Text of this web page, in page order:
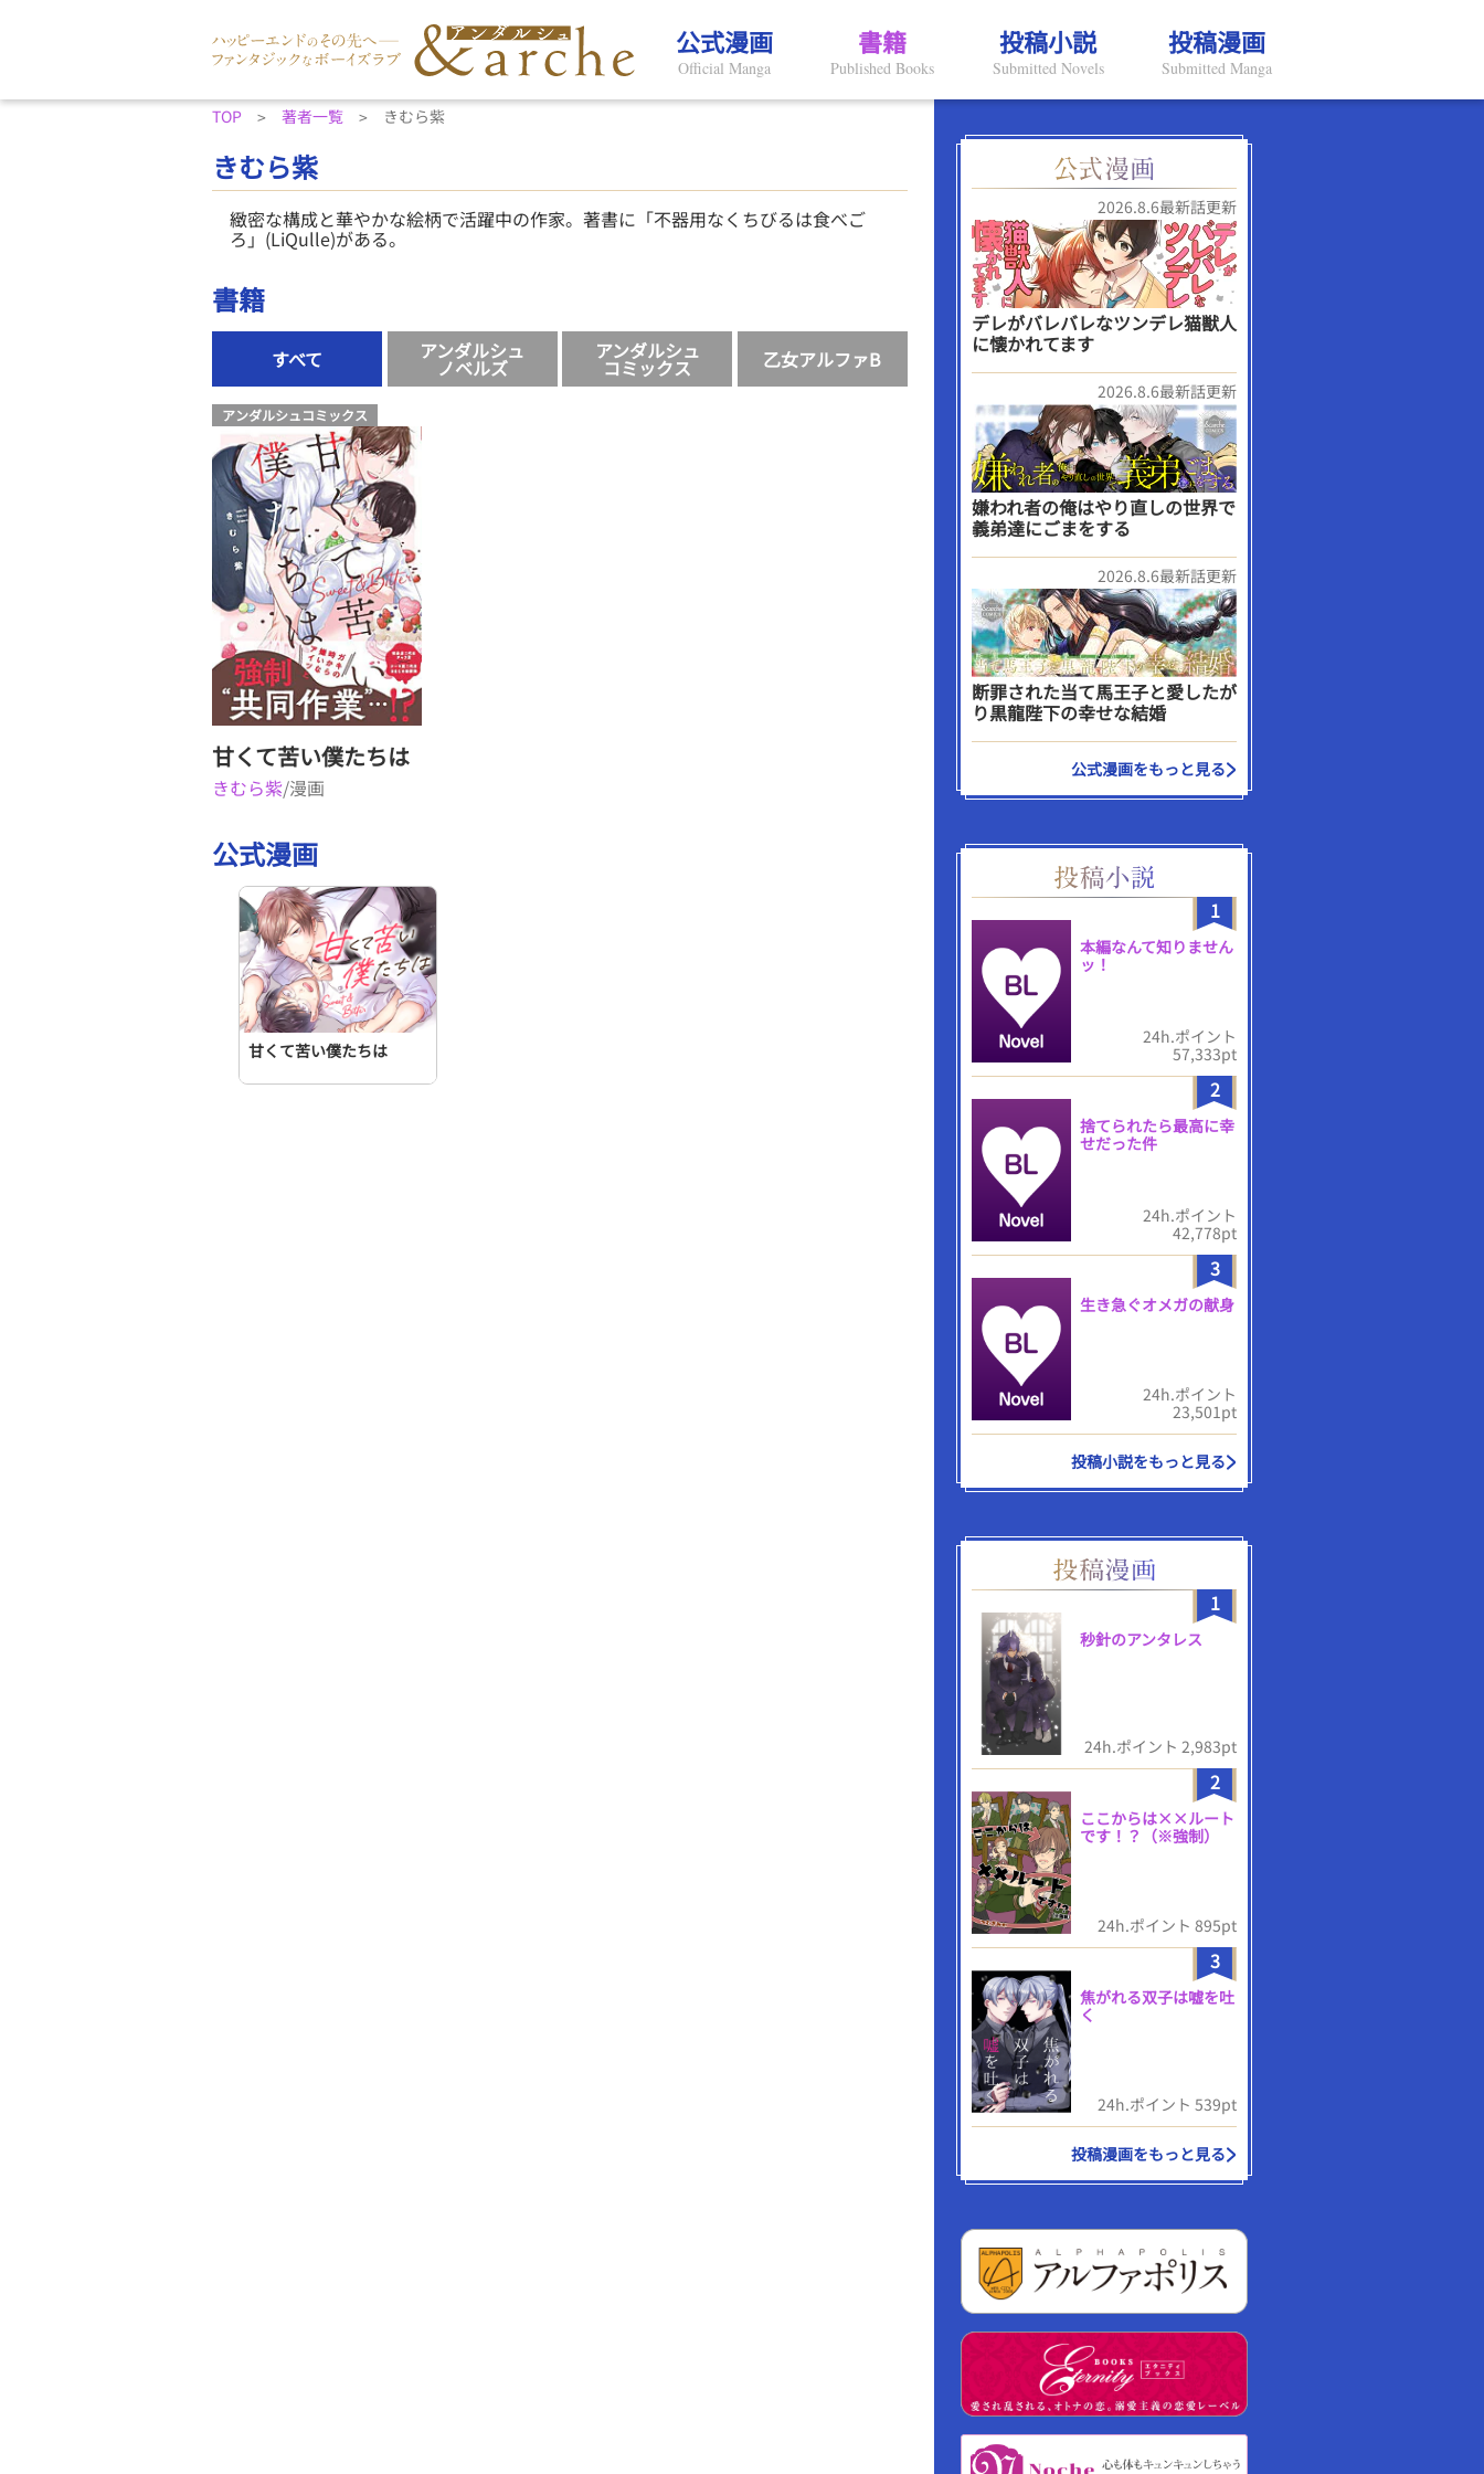
公式漫画
Official Manga
書籍
Published Books
投稿小説
Submitted Novels
投稿漫画
Submitted Manga
TOP 著者一覧 きむら紫
きむら紫
緻密な構成と華やかな絵柄で活躍中の作家。著書に「不器用なくちびるは食べご
ろ」(LiQulle)がある。
書籍
すべて アンダルシュ
ノベルズ
アンダルシュ
コミックス 乙女アルファB
アンダルシュコミックス
甘くて苦い僕たちは
きむら紫/漫画
公式漫画
甘くて苦い僕たちは
2026.8.6最新話更新
デレがバレバレなツンデレ猫獣人
に懐かれてます
2026.8.6最新話更新
嫌われ者の俺はやり直しの世界で
義弟達にごまをする
2026.8.6最新話更新
断罪された当て馬王子と愛したが
り黒龍陛下の幸せな結婚
公式漫画をもっと見る
1
本編なんて知りません
ッ！
24h.ポイント
57,333pt
2
捨てられたら最高に幸
せだった件
24h.ポイント
42,778pt
3
生き急ぐオメガの献身
24h.ポイント
23,501pt
投稿小説をもっと見る
1
秒針のアンタレス
24h.ポイント 2,983pt
2
ここからは××ルート
です！？（※強制）
24h.ポイント 895pt
3
焦がれる双子は嘘を吐
く
24h.ポイント 539pt
投稿漫画をもっと見る